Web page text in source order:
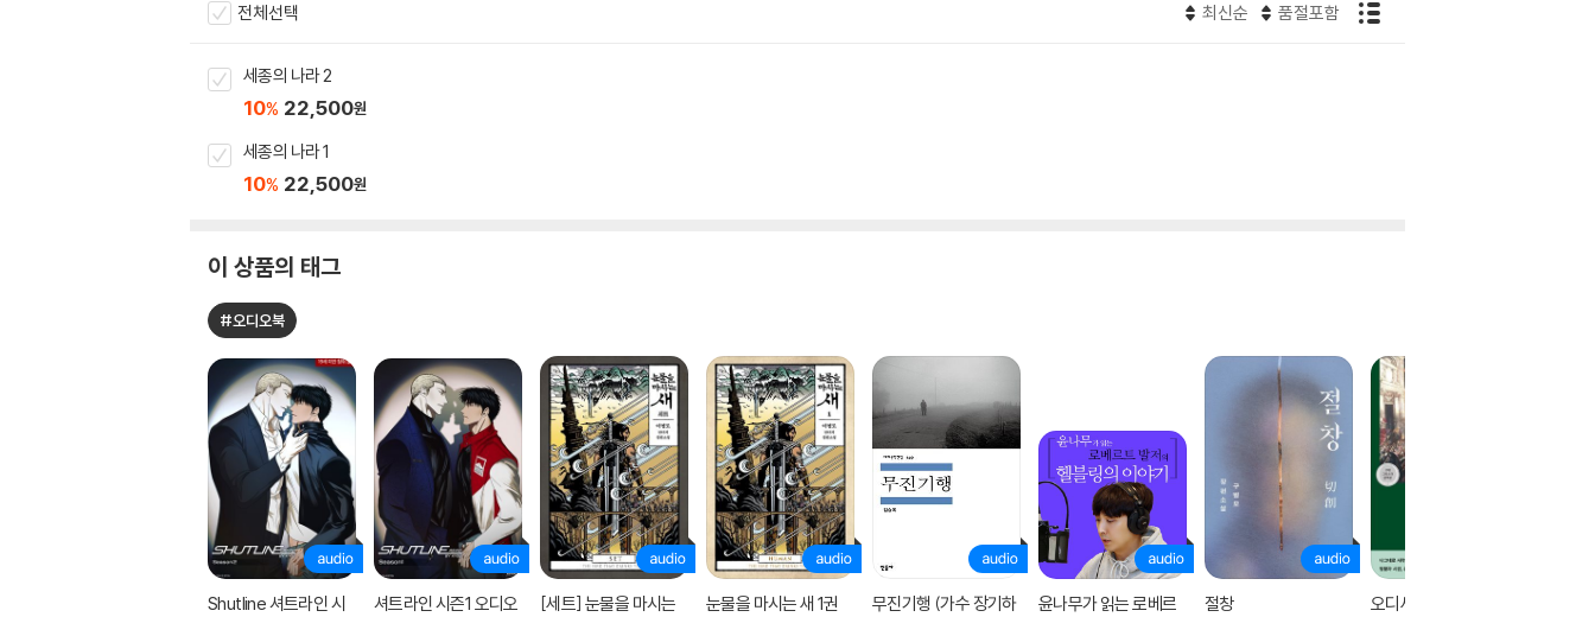
전체선택 최신순 품절포함
세종의 나라 2
10% 22,500원
세종의 나라 1
10% 22,500원
이 상품의 태그
#오디오북
Shutline 셔트라인 시
셔트라인 시즌1 오디오
[세트] 눈물을 마시는
눈물을 마시는 새 1권
무진기행 (가수 장기하
윤나무가 읽는 로베르
절창
오디세이아 (고대 그리